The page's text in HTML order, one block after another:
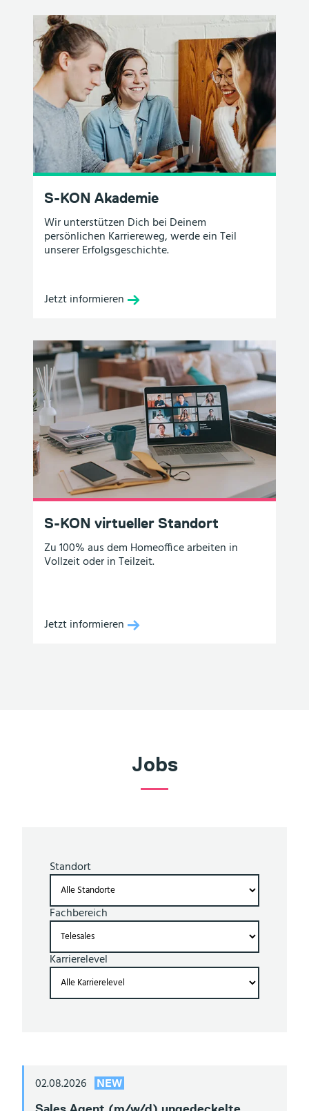
S-KON Akademie
Wir unterstützen Dich bei Deinem
persönlichen Karriereweg, werde ein Teil
unserer Erfolgsgeschichte.
Jetzt informieren
S-KON virtueller Standort
Zu 100% aus dem Homeoffice arbeiten in
Vollzeit oder in Teilzeit.
Jetzt informieren
Jobs
Standort
Fachbereich
Karrierelevel
02.08.2026 NEW